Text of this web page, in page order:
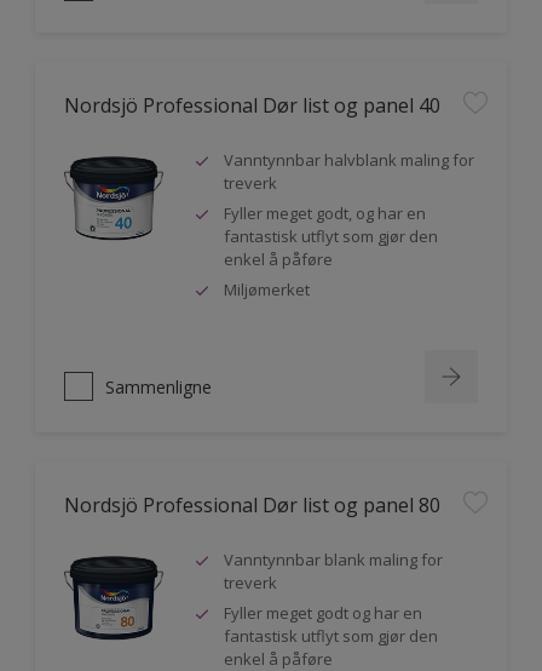
Nordsjö Professional Dør list og panel 40
Vanntynnbar halvblank maling for
treverk
Fyller meget godt, og har en
fantastisk utflyt som gjør den
enkel å påføre
Miljømerket
Sammenligne
Nordsjö Professional Dør list og panel 80
Vanntynnbar blank maling for
treverk
Fyller meget godt og har en
fantastisk utflyt som gjør den
enkel å påføre